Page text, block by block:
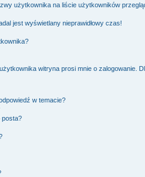
użytkownika na liście użytkowników
jest wyświetlany nieprawidłowy czas!
witryna prosi mnie o zalogowanie.
w temacie?
posta?